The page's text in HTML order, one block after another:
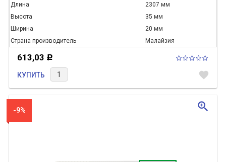
Длина
2307 мм
Высота
35 мм
Ширина
20 мм
Страна производитель
Малайзия
613,03 Р
КУПИТЬ favorite
-9% zoom_in